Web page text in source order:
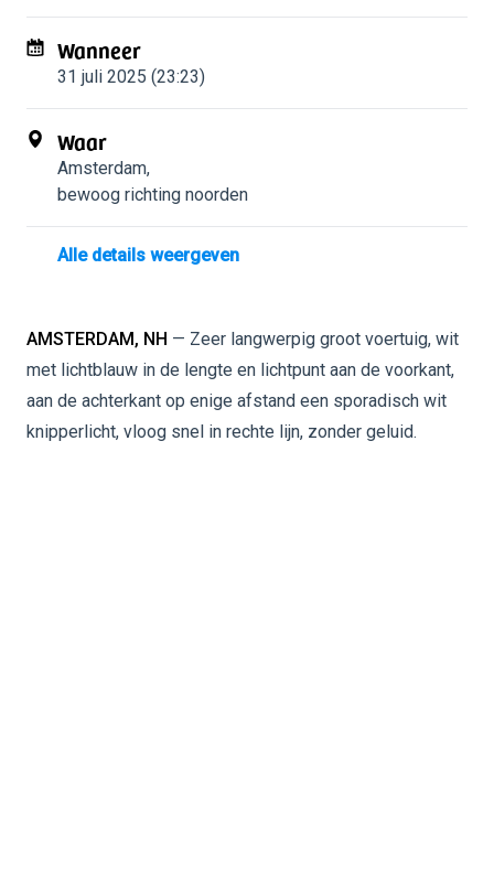
Wanneer
31 juli 2025 (23:23)
Waar
Amsterdam,
bewoog richting noorden
Alle details weergeven
AMSTERDAM, NH — Zeer langwerpig groot voertuig, wit
met lichtblauw in de lengte en lichtpunt aan de voorkant,
aan de achterkant op enige afstand een sporadisch wit
knipperlicht, vloog snel in rechte lijn, zonder geluid.